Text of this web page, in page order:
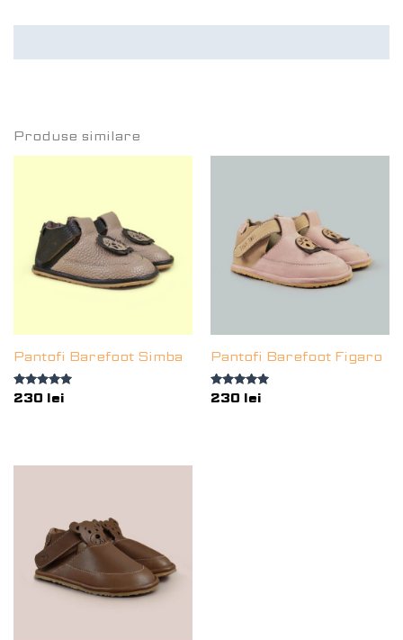
Produse similare
Pantofi Barefoot Simba
Evaluat la
5.00
230 lei
Pantofi Barefoot Figaro
Evaluat la
5.00
230 lei